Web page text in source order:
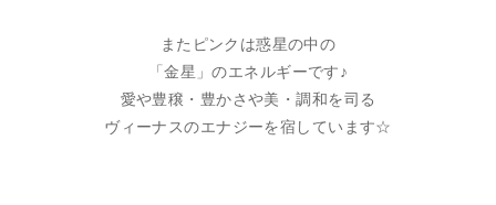
またピンクは惑星の中の
「金星」のエネルギーです♪
愛や豊穣・豊かさや美・調和を司る
ヴィーナスのエナジーを宿しています☆